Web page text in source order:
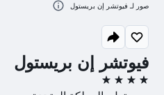
فيوتشر إن بريستول
4 نجوم
صور لـ فيوتشر إن بريستول